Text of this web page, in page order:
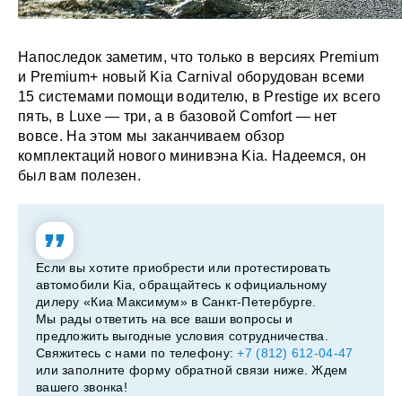
Напоследок заметим, что только в версиях Premium
и Premium+ новый Kia Carnival оборудован всеми
15 системами помощи водителю, в Prestige их всего
пять, в Luxe — три, а в базовой Comfort — нет
вовсе. На этом мы заканчиваем обзор
комплектаций нового минивэна Kia. Надеемся, он
был вам полезен.
Если вы хотите приобрести или протестировать
автомобили Kia, обращайтесь к официальному
дилеру «Киа Максимум» в Санкт-Петербурге.
Мы рады ответить на все ваши вопросы и
предложить выгодные условия сотрудничества.
Свяжитесь с нами по телефону:+7 (812) 612-04-47
или заполните форму обратной связи ниже. Ждем
вашего звонка!